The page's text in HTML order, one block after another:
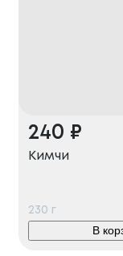
240 ₽
Кимчи
230 г
В